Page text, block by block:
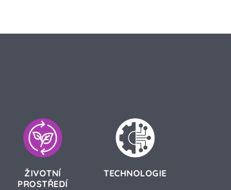
ŽIVOTNÍ
PROSTŘEDÍ
TECHNOLOGIE